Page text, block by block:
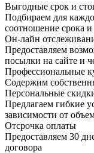
Выгодные срок и
Подбираем для
соотношение срока и
Он-лайн
Предоставляем
посылки на сайте и
Профессиональные
Содержим
Персональные
Предлагаем гибкие
зависимости от
Отсрочка оплаты
Предоставляем 30
договора